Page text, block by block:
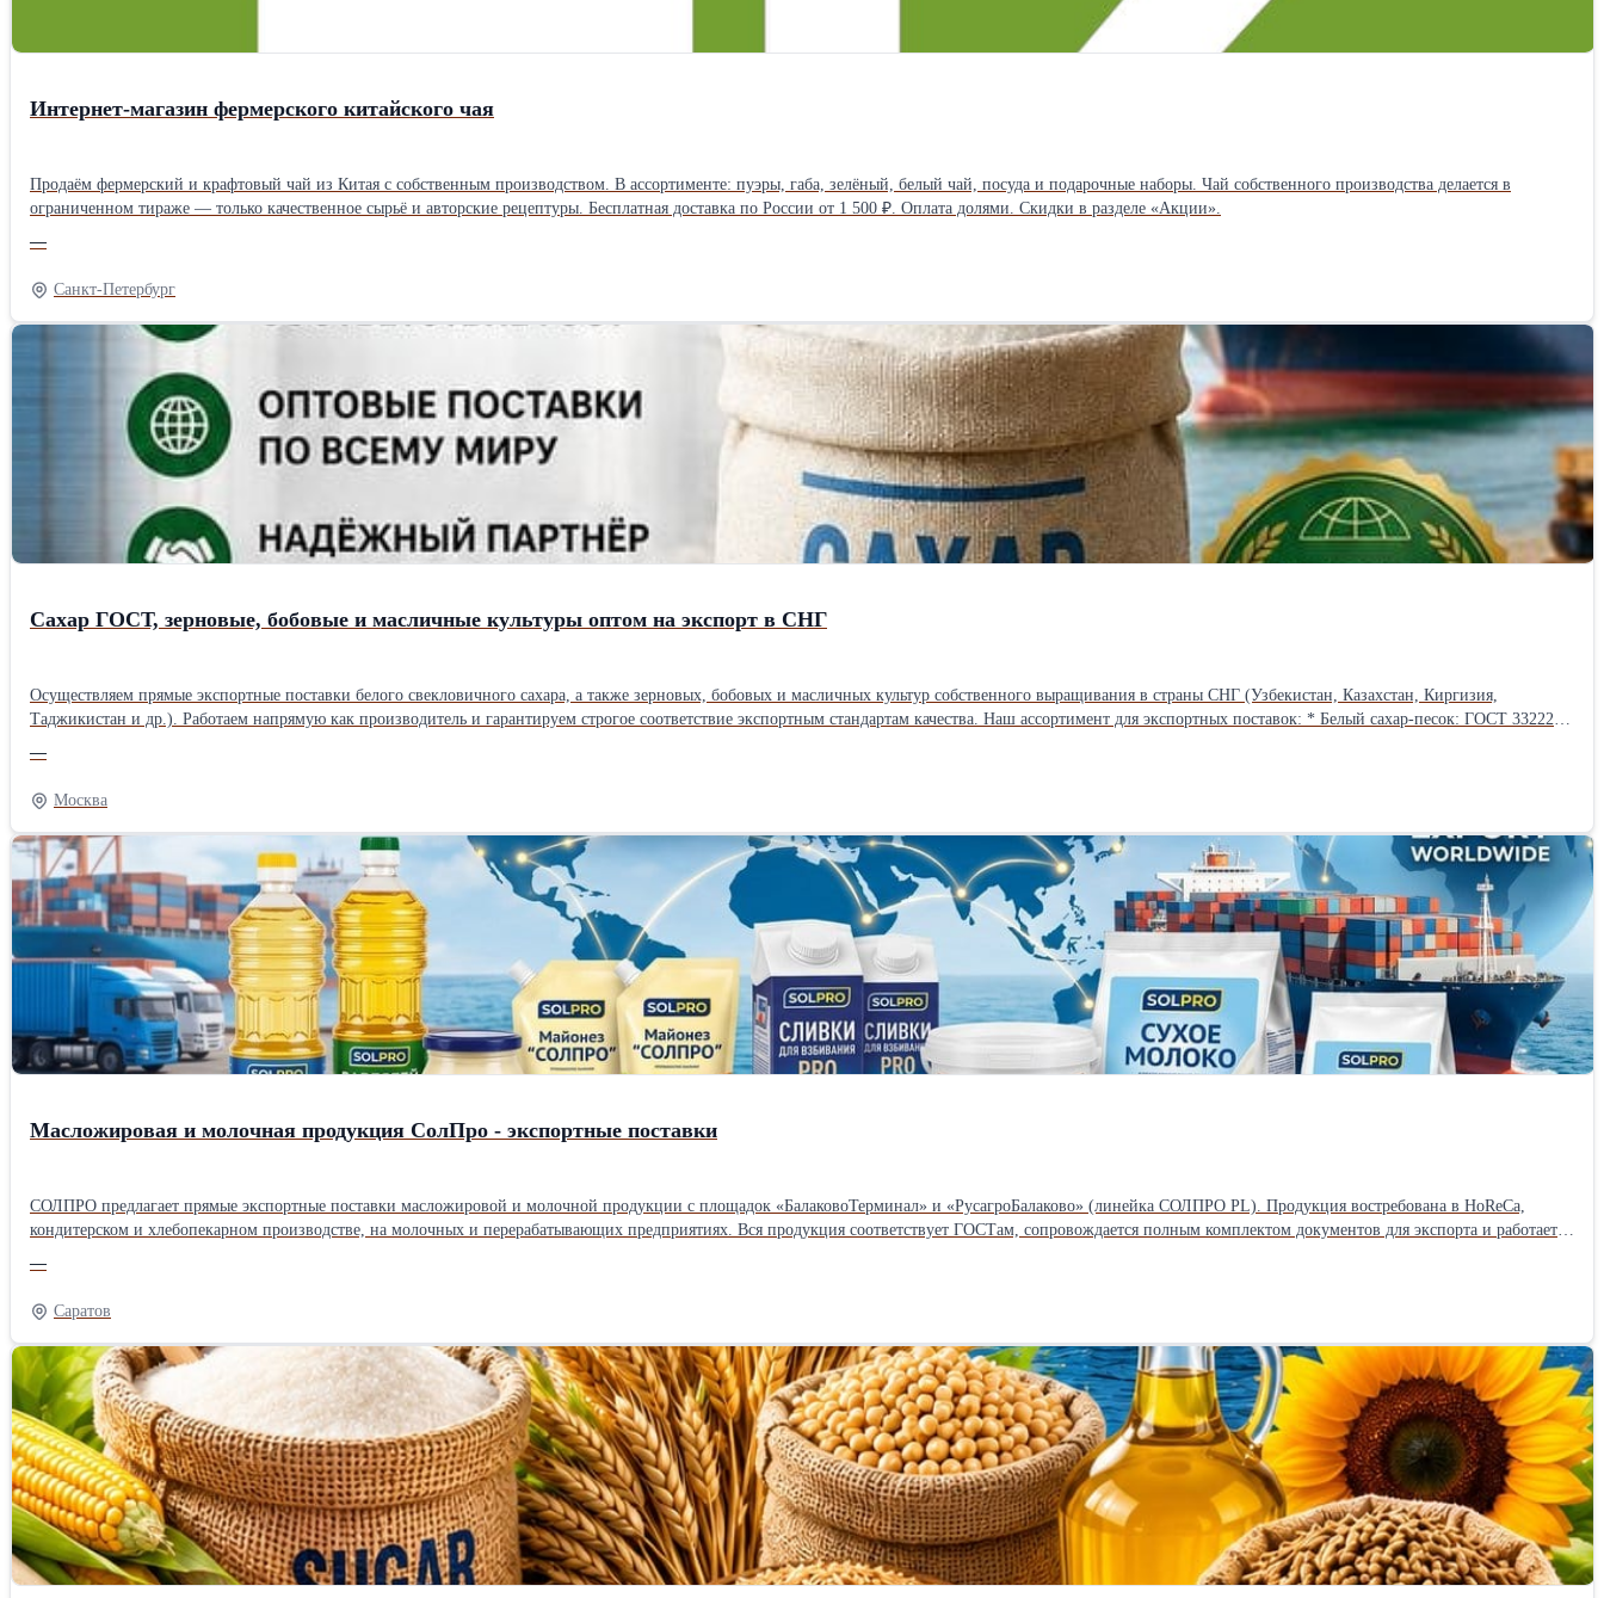
Интернет-магазин фермерского китайского чая
Продаём фермерский и крафтовый чай из Китая с собственным производством. В ассортименте: пуэры, габа, зелёный, белый чай, посуда и подарочные наборы. Чай собственного производства делается в
ограниченном тираже — только качественное сырьё и авторские рецептуры. Бесплатная доставка по России от 1 500 ₽. Оплата долями. Скидки в разделе «Акции».
—
Санкт-Петербург
Сахар ГОСТ, зерновые, бобовые и масличные культуры оптом на экспорт в СНГ
Осуществляем прямые экспортные поставки белого свекловичного сахара, а также зерновых, бобовых и масличных культур собственного выращивания в страны СНГ (Узбекистан, Казахстан, Киргизия,
Таджикистан и др.). Работаем напрямую как производитель и гарантируем строгое соответствие экспортным стандартам качества. Наш ассортимент для экспортных поставок: * Белый сахар-песок: ГОСТ 33222-
национальных валютах покупателя (узбекский сум UZS, киргизский сом KGS, таджикский сомони TJS, казахстанский тенге KZT и др.). * Оформление документов: Предоставляем полный пакет документов,
включая сертификат происхождения формы СТ-1 (ввоз по ставке пошлины 0% в Узбекистан и страны СНГ), фитосанитарные сертификаты и декларации. * Ставка НДС: Продажа оформляется по ставке НДС 0%
со стороны РФ. * Надежная логистика: Четко отлаженная отгрузка ЖД-вагонами (в т.ч. хопперами и крытыми вагонами) напрямую с производственных площадок и элеваторов. Контроль прохождения
пограничных переходов. Условия сотрудничества: * Минимальная партия — от 1 вагона. * Цена формируется по запросу (в зависимости от объемов, культуры и базиса поставки — FCA, CPT). Отправьте Ваш
запрос с указанием интересующей культуры, объема и станции назначения, и мы оперативно подготовим коммерческое предложение с расчетом в удобной для Вас валюте!
—
Москва
Масложировая и молочная продукция СолПро - экспортные поставки
СОЛПРО предлагает прямые экспортные поставки масложировой и молочной продукции с площадок «БалаковоТерминал» и «РусагроБалаково» (линейка СОЛПРО PL). Продукция востребована в HoReCa,
кондитерском и хлебопекарном производстве, на молочных и перерабатывающих предприятиях. Вся продукция соответствует ГОСТам, сопровождается полным комплектом документов для экспорта и работает
* Профессиональные сливки и пасты: животные и растительные сливки, пасты для взбивания (стойкий пик, формоустойчивость — идеальны для тортов и пирожных). * Промышленные решения: ЗМЖ, спреды,
сливочное масло в монолите, масложировые композиции, профессиональные маргарины для слоёного теста и кремов. * Сухие молочные ингредиенты: СЦМ, СОМ и связанные сухие компоненты для
кондитерских и хлебобулочных изделий. География экспорта * ЕАЭС: Россия, Беларусь, Казахстан, Армения, Киргизия. * СНГ и сопредельные рынки: Узбекистан, Туркменистан, Таджикистан и другие страны.
* Возможна организация поставок с учётом требований принимающих рынков и таможенных процедур. Логистика и упаковка под экспорт * Варианты упаковки: мешки, короба, бигбэги, налив — подбирается
под требования страны назначения и тип транспорта. * Отгрузка: со складов в Саратове, Затонском, Безенчуке, Аткарске. * Транспорт: автоперевозки, ж/д вагоны, контейнерные отправки. Возможна отгрузка
наливом и насыпью по согласованию. * Собственная инфраструктура (склады, подъездные пути, перевалка, причал ВДК) позволяет выдерживать согласованные графики и минимизировать простои. Документы
и оформление для экспорта Сделка оформляется под 0 % НДС при выполнении условий для экспортных операций. Подготавливаем полный комплект документов: * декларации соответствия; * маркировка в
системе «Честный Знак»; * оформление в системе «Меркурий» (обязательно для молочной и масложировой продукции); * фитосанитарные/ветеринарные сертификаты при необходимости; * сертификаты
происхождения (в т. ч. СТ1 для ЕАЭС); * упаковочные листы, инвойсы, транспортные накладные (CMR, ж/д накладные, Коносамет), экспортная таможенная декларация. Работаем с требованиями систем
прослеживаемости и помогаем адаптировать документы под запросы конкретного рынка. Базисы поставки и условия для экспортных контрактов * FCA (Free Carrier): поставка на склад отгрузки (Саратов и
региональные склады) — удобно, если у вас своя логистика и экспедитор. * CPT (Carriage Paid To): доставка до пункта назначения за счёт поставщика — подходит для сборных партий и клиентов без
собственной транспортной схемы. * DAP (Delivered At Place): поставка до места назначения с таможенной очисткой на стороне покупателя (по согласованию). * Цена: индивидуальный расчёт на день запроса в
зависимости от объёма и базиса поставки. Наши преимущества для экспортных сделок * Прямой контракт с производителем: без посредников, прозрачные объёмы и цены. * Экспортный сервис: сопровождение
—
Саратов